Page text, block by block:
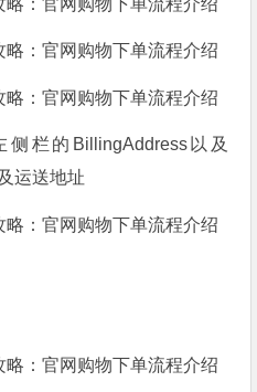
栏的BillingAddress以及
运送地址